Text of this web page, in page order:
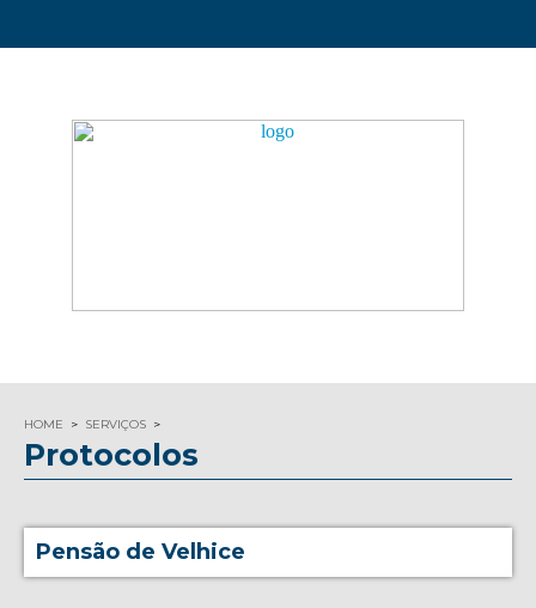
HOME SERVIÇOS
Protocolos
Pensão de Velhice